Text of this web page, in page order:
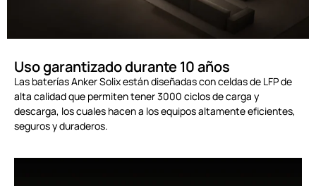
Uso garantizado durante 10 años
Las baterías Anker Solix están diseñadas con celdas de LFP de
alta calidad que permiten tener 3000 ciclos de carga y
descarga, los cuales hacen a los equipos altamente eficientes,
seguros y duraderos.